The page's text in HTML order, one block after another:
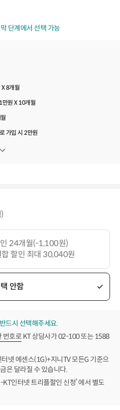
단계에서 선택 가능
8개월
만원 X 10개월
가입 시 2만원
24개월(-1,100원)
할인 최대 30,040원
안함
드시 선택해주세요.
번호로 KT 상담사가 02-100 또는 1588
넷 에센스(1G)+지니TV 모든G 기준으
은 달라질 수 있습니다.
인터넷 트리플할인 신청’ 에서 별도